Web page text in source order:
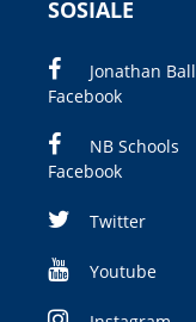
SOSIALE
Jonathan Ball
Facebook
NB Schools
Facebook
Twitter
Youtube